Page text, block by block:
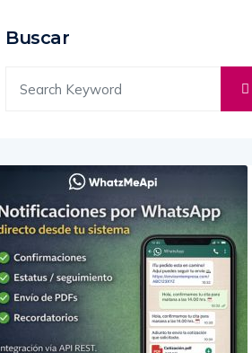
Buscar